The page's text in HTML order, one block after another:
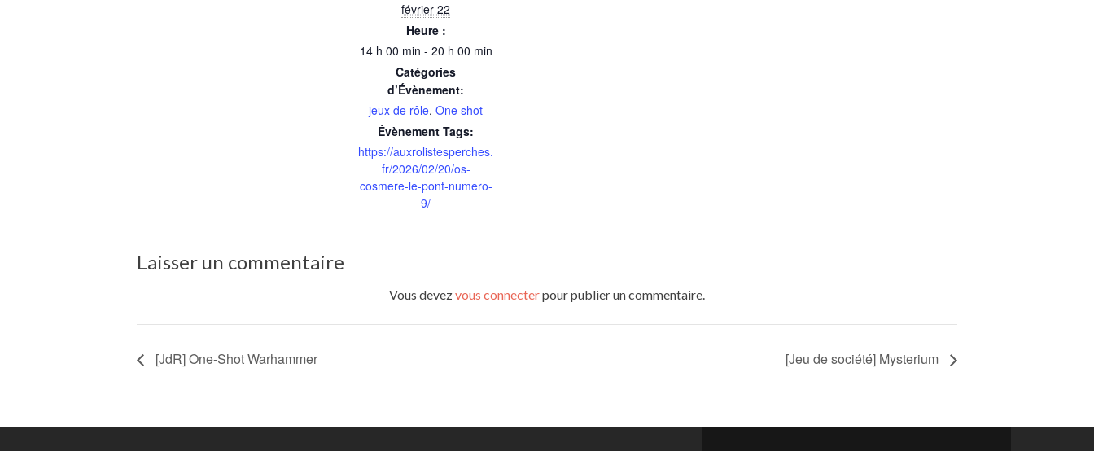
février 22
Heure :
14 h 00 min - 20 h 00 min
Catégories
d’Évènement:
jeux de rôle, One shot
Évènement Tags:
https://auxrolistesperches.
fr/2026/02/20/os-
cosmere-le-pont-numero-
9/
Laisser un commentaire
Vous devezvous connecterpour publier un commentaire.
[JdR] One-Shot Warhammer [Jeu de société] Mysterium